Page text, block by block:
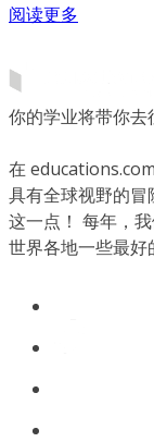
阅读更多
你的学业将带你去
在
具有全球视野的
这一点！ 每年，
世界各地一些最好